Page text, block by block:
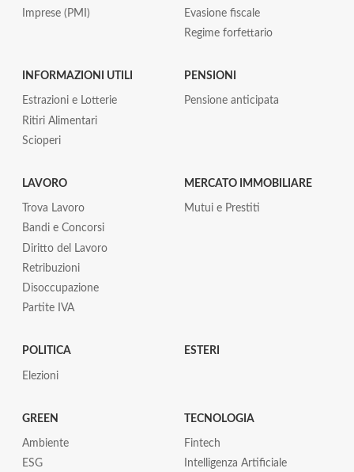
Imprese (PMI)
Evasione fiscale
Regime forfettario
INFORMAZIONI UTILI
Estrazioni e Lotterie
Ritiri Alimentari
Scioperi
PENSIONI
Pensione anticipata
LAVORO
Trova Lavoro
Bandi e Concorsi
Diritto del Lavoro
Retribuzioni
Disoccupazione
Partite IVA
MERCATO IMMOBILIARE
Mutui e Prestiti
POLITICA
Elezioni
ESTERI
GREEN
Ambiente
ESG
TECNOLOGIA
Fintech
Intelligenza Artificiale